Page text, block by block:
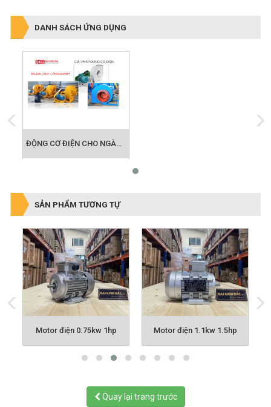
DANH SÁCH ỨNG DỤNG
ĐỘNG CƠ ĐIỆN CHO NGÀNH QUẠT CÔNG NGHIỆP
SẢN PHẨM TƯƠNG TỰ
Motor điện 0.75kw 1hp Motor điện 1.1kw 1.5hp
Quay lại trang trước